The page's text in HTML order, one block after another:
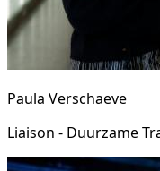
Paula Verschaeve
Liaison - Duurzame